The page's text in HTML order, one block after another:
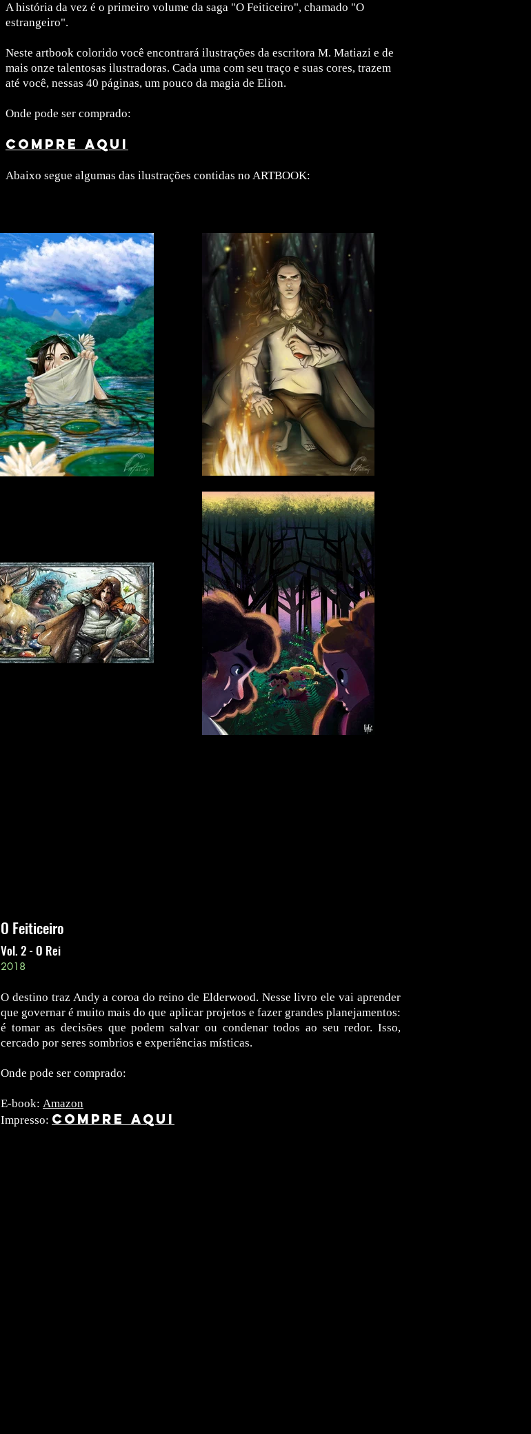
A história da vez é o primeiro volume da saga "O Feiticeiro", chamado "O
estrangeiro".
Neste artbook colorido você encontrará ilustrações da escritora M. Matiazi e de
mais onze talentosas ilustradoras. Cada uma com seu traço e suas cores, trazem
até você, nessas 40 páginas, um pouco da magia de Elion.
Onde pode ser comprado:
COMPRE AQUI
Abaixo segue algumas das ilustrações contidas no ARTBOOK:
O Feiticeiro
Vol. 2 - O Rei
2018
O destino traz Andy a coroa do reino de Elderwood. Nesse livro ele vai aprender
que governar é muito mais do que aplicar projetos e fazer grandes planejamentos:
é tomar as decisões que podem salvar ou condenar todos ao seu redor. Isso,
cercado por seres sombrios e experiências místicas.
Onde pode ser comprado:
E-book: Amazon
Impresso: COMPRE AQUI